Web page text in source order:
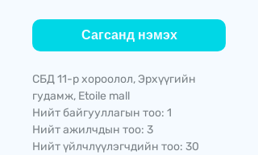
Сагсанд нэмэх
СБД 11-р хороолол, Эрхүүгийн
гудамж, Etoile mall
Нийт байгууллагын тоо: 1
Нийт ажилчдын тоо: 3
Нийт үйлчлүүлэгчдийн тоо: 30